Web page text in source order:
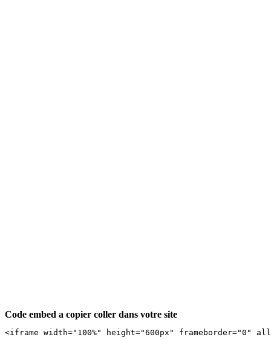
Code embed a copier coller dans votre site
<iframe width="100%" height="600px" frameborder="0"